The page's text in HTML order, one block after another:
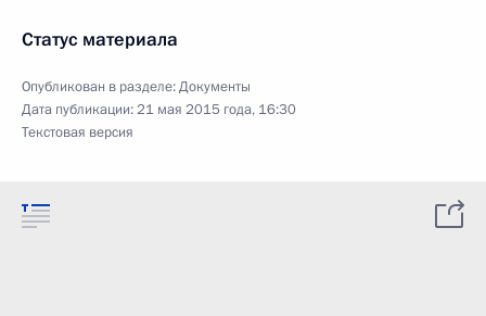
Статус материала
Опубликован в разделе:Документы
Дата публикации:21 мая 2015 года, 16:30
Текстовая версия